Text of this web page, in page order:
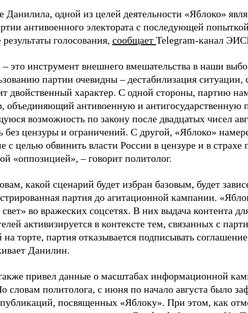
Данилила, одной из целей деятельности «Яблоко»
антивоенного электората с последующей
голосования, сообщает Telegram-канал
– это инструмент внешнего вмешательства в наши
партии очевидны – дестабилизация ситуации,
двойственный характер. С одной стороны, партию
объединяющий антивоенную и антигосударственную
возможность по закону после двадцатых чисел
без цензуры и ограничений. С другой, «Яблоко»
с целью обвинить власти России в цензуре и в страхе
«оппозицией», – говорит политолог.
какой сценарий будет избран базовым, будет
партия до агитационной кампании.
во вражеских соцсетях. В них выдача контента
активизируется в контексте тем, связанных с
торте, партия отказывается подписывать
Данилин.
привел данные о масштабах информационной
словам политолога, с июня по начало августа было
посвященных «Яблоку». При этом, как